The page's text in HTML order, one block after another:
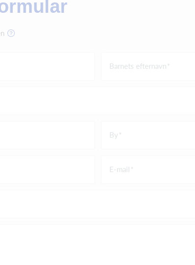
Barnets efternavn
By
E-mail